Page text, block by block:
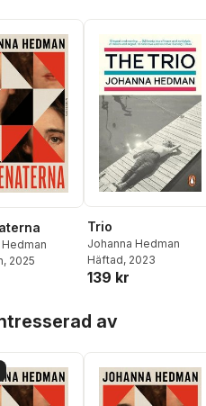
, 2025
Trio
Johanna Hedman
Häftad, 2023
139 kr
av